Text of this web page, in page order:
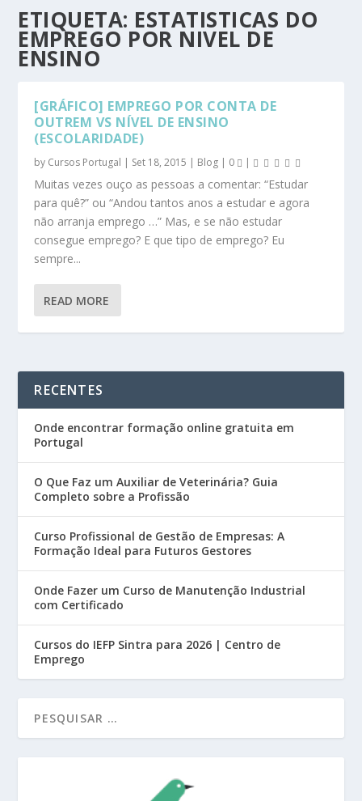
ETIQUETA: ESTATISTICAS DO
EMPREGO POR NIVEL DE
ENSINO
[GRÁFICO] EMPREGO POR CONTA DE
OUTREM VS NÍVEL DE ENSINO
(ESCOLARIDADE)
by Cursos Portugal | Set 18, 2015 | Blog | 0 |
Muitas vezes ouço as pessoas a comentar: “Estudar
para quê?” ou “Andou tantos anos a estudar e agora
não arranja emprego …” Mas, e se não estudar
consegue emprego? E que tipo de emprego? Eu
sempre...
READ MORE
RECENTES
Onde encontrar formação online gratuita em
Portugal
O Que Faz um Auxiliar de Veterinária? Guia
Completo sobre a Profissão
Curso Profissional de Gestão de Empresas: A
Formação Ideal para Futuros Gestores
Onde Fazer um Curso de Manutenção Industrial
com Certificado
Cursos do IEFP Sintra para 2026 | Centro de
Emprego